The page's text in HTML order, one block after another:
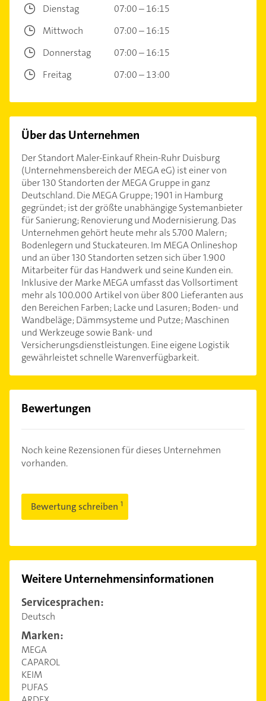
Dienstag
07:00 – 16:15
Mittwoch
07:00 – 16:15
Donnerstag
07:00 – 16:15
Freitag
07:00 – 13:00
Über das Unternehmen
Der Standort Maler-Einkauf Rhein-Ruhr Duisburg
(Unternehmensbereich der MEGA eG) ist einer von
über 130 Standorten der MEGA Gruppe in ganz
Deutschland. Die MEGA Gruppe; 1901 in Hamburg
gegründet; ist der größte unabhängige Systemanbieter
für Sanierung; Renovierung und Modernisierung. Das
Unternehmen gehört heute mehr als 5.700 Malern;
Bodenlegern und Stuckateuren. Im MEGA Onlineshop
und an über 130 Standorten setzen sich über 1.900
Mitarbeiter für das Handwerk und seine Kunden ein.
Inklusive der Marke MEGA umfasst das Vollsortiment
mehr als 100.000 Artikel von über 800 Lieferanten aus
den Bereichen Farben; Lacke und Lasuren; Boden- und
Wandbeläge; Dämmsysteme und Putze; Maschinen
und Werkzeuge sowie Bank- und
Versicherungsdienstleistungen. Eine eigene Logistik
gewährleistet schnelle Warenverfügbarkeit.
Bewertungen
Noch keine Rezensionen für dieses Unternehmen
vorhanden.
Bewertung schreiben
Weitere Unternehmensinformationen
Servicesprachen:
Deutsch
Marken:
MEGA
CAPAROL
KEIM
PUFAS